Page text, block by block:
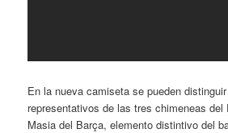
En la nueva camiseta se pueden
representativos de las tres chimeneas del
Masia del Barça, elemento distintivo del